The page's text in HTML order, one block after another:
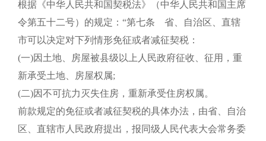
根据《中华人民共和国契税法》（中华人民共和国主席
令第五十二号）的规定：“第七条 省、自治区、直辖
市可以决定对下列情形免征或者减征契税：
(一)因土地、房屋被县级以上人民政府征收、征用，重
新承受土地、房屋权属;
(二)因不可抗力灭失住房，重新承受住房权属。
前款规定的免征或者减征契税的具体办法，由省、自治
区、直辖市人民政府提出，报同级人民代表大会常务委